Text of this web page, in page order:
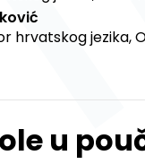
hrvatskog jezika,
u